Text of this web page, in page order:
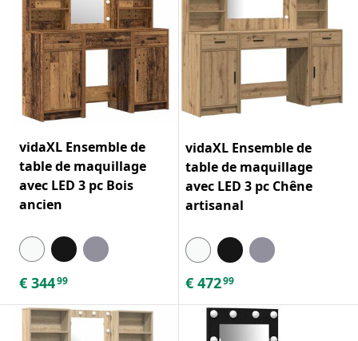
vidaXL Ensemble de
table de maquillage
avec LED 3 pc Bois
ancien
€ 34499
vidaXL Ensemble de
table de maquillage
avec LED 3 pc Chêne
artisanal
€ 47299